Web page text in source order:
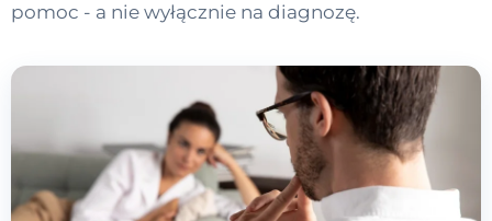
pomoc - a nie wyłącznie na diagnozę.